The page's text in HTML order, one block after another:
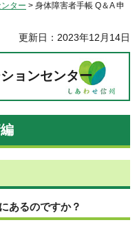
ター > 身体障害者手帳 Q＆A 申
更新日：2023年12月14日
ョンセンター
あるのですか？